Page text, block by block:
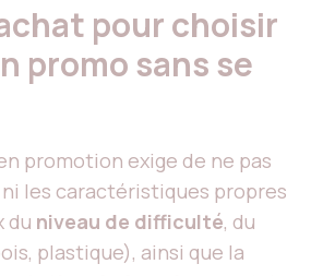
pour choisir
promo sans se
promotion exige de ne pas
ni les caractéristiques propres
du niveau de difficulté, du
plastique), ainsi que la